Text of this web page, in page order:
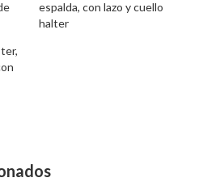
espalda, con lazo y cuello
halter